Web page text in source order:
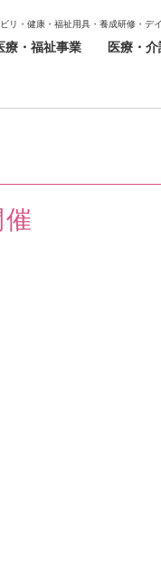
リ・健康・福祉用具・養成研修・デ
療・福祉事業 医療・